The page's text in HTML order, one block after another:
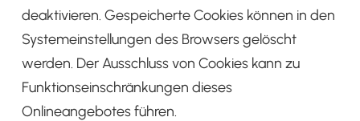
deaktivieren. Gespeicherte Cookies können in den
Systemeinstellungen des Browsers gelöscht
werden. Der Ausschluss von Cookies kann zu
Funktionseinschränkungen dieses
Onlineangebotes führen.